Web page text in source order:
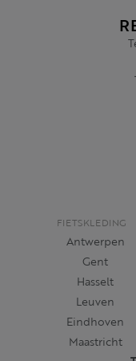
FIETSKLEDING
Antwerpen
Gent
Hasselt
Leuven
Eindhoven
Maastricht